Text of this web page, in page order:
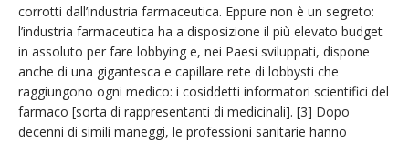
corrotti dall’industria farmaceutica. Eppure non è un segreto:
l’industria farmaceutica ha a disposizione il più elevato budget
in assoluto per fare lobbying e, nei Paesi sviluppati, dispone
anche di una gigantesca e capillare rete di lobbysti che
raggiungono ogni medico: i cosiddetti informatori scientifici del
farmaco [sorta di rappresentanti di medicinali]. [3] Dopo
decenni di simili maneggi, le professioni sanitarie hanno